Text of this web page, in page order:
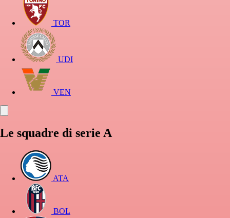
TOR
UDI
VEN
Le squadre di serie A
ATA
BOL